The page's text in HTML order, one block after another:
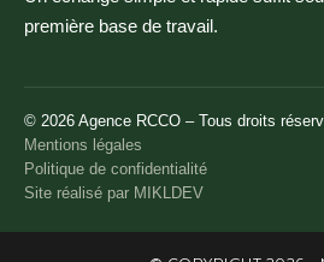
première base de travail.
© 2026 Agence RCCO – Tous droits
Mentions légales
Politique de confidentialité
Site réalisé par MIKLDEV